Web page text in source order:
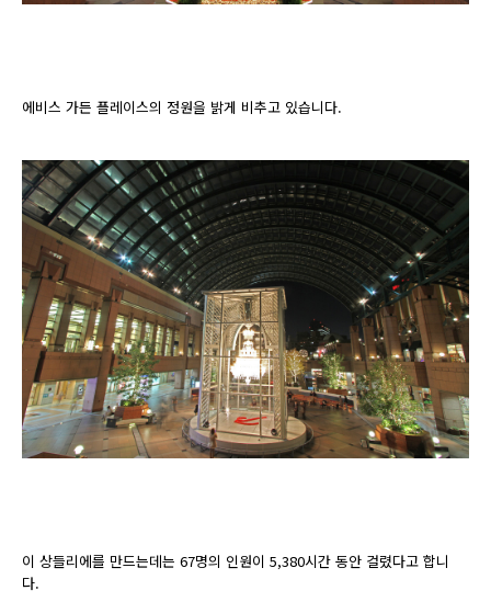
에비스 가든 플레이스의 정원을 밝게 비추고 있습니다.
이 상들리에를 만드는데는 67명의 인원이 5,380시간 동안 걸렸다고 합니
다.